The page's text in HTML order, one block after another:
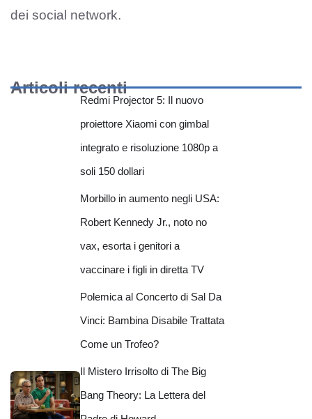
dei social network.
Articoli recenti
Redmi Projector 5: Il nuovo
proiettore Xiaomi con gimbal
integrato e risoluzione 1080p a
soli 150 dollari
Morbillo in aumento negli USA:
Robert Kennedy Jr., noto no
vax, esorta i genitori a
vaccinare i figli in diretta TV
Polemica al Concerto di Sal Da
Vinci: Bambina Disabile Trattata
Come un Trofeo?
Il Mistero Irrisolto di The Big
Bang Theory: La Lettera del